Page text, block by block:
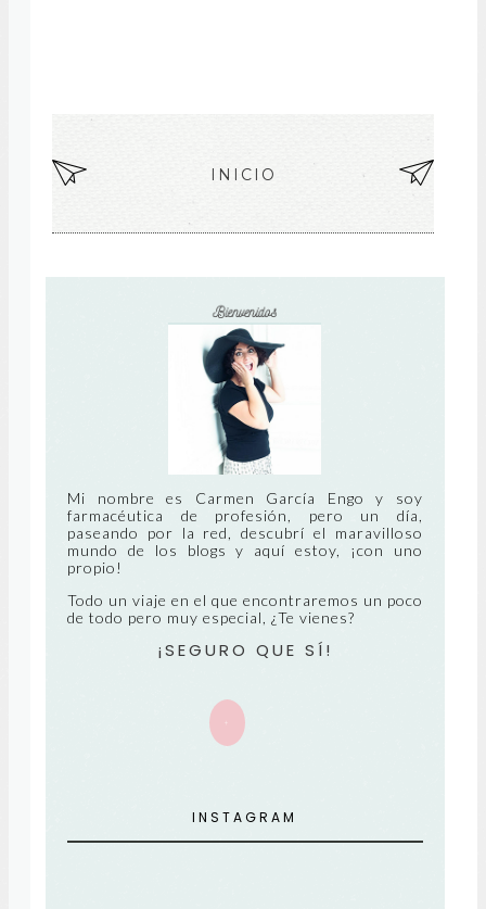
EN
NT
E
EN
INICIO
Mi nombre es Carmen García Engo y soy
farmacéutica de profesión, pero un día,
paseando por la red, descubrí el maravilloso
mundo de los blogs y aquí estoy, ¡con uno
propio!
Todo un viaje en el que encontraremos un poco
de todo pero muy especial, ¿Te vienes?
¡SEGURO QUE SÍ!
+
INSTAGRAM